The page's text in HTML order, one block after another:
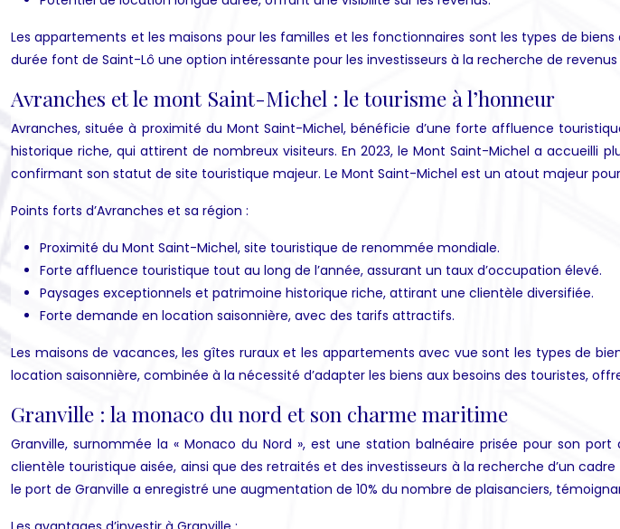
Les appartements et les maisons pour les familles et les fonctionnaires sont les types de
durée font de Saint-Lô une option intéressante pour les investisseurs à la recherche de revenus
Avranches et le mont Saint-Michel : le tourisme à l’honneur
Avranches, située à proximité du Mont Saint-Michel, bénéficie d’une forte affluence
historique riche, qui attirent de nombreux visiteurs. En 2023, le Mont Saint-Michel a accueilli
confirmant son statut de site touristique majeur. Le Mont Saint-Michel est un atout majeur
Points forts d’Avranches et sa région :
Proximité du Mont Saint-Michel, site touristique de renommée mondiale.
Forte affluence touristique tout au long de l’année, assurant un taux d’occupation élevé.
Paysages exceptionnels et patrimoine historique riche, attirant une clientèle diversifiée.
Forte demande en location saisonnière, avec des tarifs attractifs.
Les maisons de vacances, les gîtes ruraux et les appartements avec vue sont les types de
location saisonnière, combinée à la nécessité d’adapter les biens aux besoins des touristes,
Granville : la monaco du nord et son charme maritime
Granville, surnommée la « Monaco du Nord », est une station balnéaire prisée pour son
clientèle touristique aisée, ainsi que des retraités et des investisseurs à la recherche d’un
le port de Granville a enregistré une augmentation de 10% du nombre de plaisanciers,